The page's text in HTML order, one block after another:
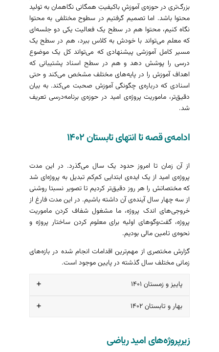
بزرگ‌تری در حوزه‌‌ی آموزشِ باکیفیتِ همگانی نگاهمان به تولید
محتوا باشد. اما تصمیم گرفتیم در سطوح مختلفی به محتوا
نگاه کنیم، محتوا هم در سطح یک فعالیت یکی دو جلسه‌ای
که معلم می‌تواند با خودش به کلاس ببرد، هم در سطح یک
مسیر کامل آموزشی پیشنهادی که می‌تواند کل یک موضوع
درسی را پوشش دهد و هم در سطح اسناد پشتیبانی که
اهداف آموزش را در پایه‌های مختلف مشخص می‌کند و حتی
اسنادی که درباره‌ی چگونگی آموزش صحبت می‌کند. به بیان
دقیق‌تر، ماموریت پروژه‌ی امید در حوزه‌ی برنامه‌درسی تعریف
شد.
ادامه‌ی قصه تا انتهای تابستان ۱۴۰۲
از آن زمان تا امروز حدود یک سال می‌گذرد. در این مدت
پروژه‌ی امید از یک ایده‌ی ابتدایی کم‌کم تبدیل به پروژه‌ای شد
که مختصاتش را هر روز دقیق‌تر کردیم تا تصویر نسبتا روشنی
از سه چهار سال آینده‌ی آن داشته باشیم. در این مدت فارغ از
خروجی‌های اندک پروژه، ما مشغول شفاف کردن ماموریت
پروژه، گفت‌وگوهای اولیه برای معلوم کردن ساختار پروژه و
نحوه‌ی تامین مالی بودیم.
گزارش مختصری از مهم‌ترین اقدامات انجام شده در بازه‌های
زمانی مختلف سال گذشته در پایین موجود است.
پاییز و زمستان ۱۴۰۱
ایده‌پردازی‌ها و گفت‌وگوهای اولیه در مورد پروژه و
شروع شد، اما با توجه به اینکه همه‌ی اعضای پروژه
به صورت تمام‌وقت در شغل‌های دیگری متعهد
بهار و تابستان ۱۴۰۲
تمام‌وقت همه‌ی اعضای پروژه تا انتهای سال تحصیلی
زیرپروژه‌های امید ریاضی